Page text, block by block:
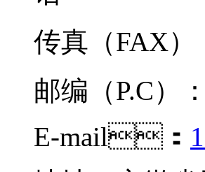
传真（FAX）
邮编（P.C）
E-mail：